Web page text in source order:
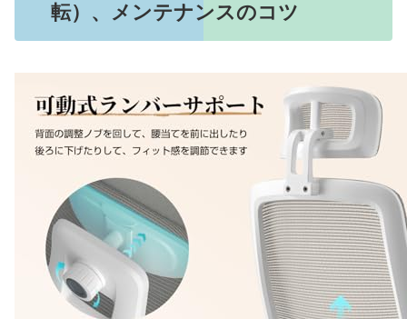
転）、メンテナンスのコツ